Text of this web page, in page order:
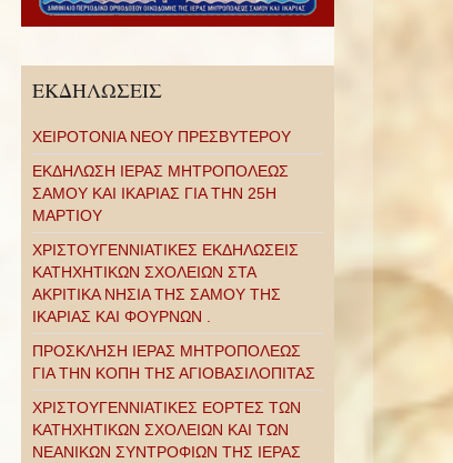
ΕΚΔΗΛΩΣΕΙΣ
ΧΕΙΡΟΤΟΝΙΑ ΝΕΟΥ ΠΡΕΣΒΥΤΕΡΟΥ
ΕΚΔΗΛΩΣΗ ΙΕΡΑΣ ΜΗΤΡΟΠΟΛΕΩΣ
ΣΑΜΟΥ ΚΑΙ ΙΚΑΡΙΑΣ ΓΙΑ ΤΗΝ 25Η
ΜΑΡΤΙΟΥ
ΧΡΙΣΤΟΥΓΕΝΝΙΑΤΙΚΕΣ ΕΚΔΗΛΩΣΕΙΣ
ΚΑΤΗΧΗΤΙΚΩΝ ΣΧΟΛΕΙΩΝ ΣΤΑ
ΑΚΡΙΤΙΚΑ ΝΗΣΙΑ ΤΗΣ ΣΑΜΟΥ ΤΗΣ
ΙΚΑΡΙΑΣ ΚΑΙ ΦΟΥΡΝΩΝ .
ΠΡΟΣΚΛΗΣΗ ΙΕΡΑΣ ΜΗΤΡΟΠΟΛΕΩΣ
ΓΙΑ ΤΗΝ ΚΟΠΗ ΤΗΣ ΑΓΙΟΒΑΣΙΛΟΠΙΤΑΣ
ΧΡΙΣΤΟΥΓΕΝΝΙΑΤΙΚΕΣ ΕΟΡΤΕΣ ΤΩΝ
ΚΑΤΗΧΗΤΙΚΩΝ ΣΧΟΛΕΙΩΝ ΚΑΙ ΤΩΝ
ΝΕΑΝΙΚΩΝ ΣΥΝΤΡΟΦΙΩΝ ΤΗΣ ΙΕΡΑΣ